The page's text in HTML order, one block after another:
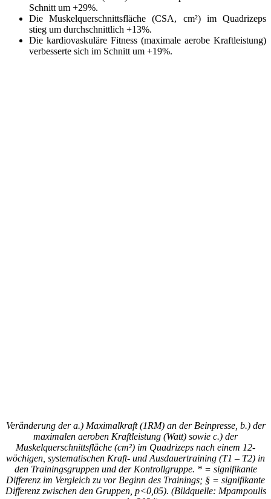
Schnitt um +29%.
Die Muskelquerschnittsfläche (CSA, cm²) im Quadrizeps
stieg um durchschnittlich +13%.
Die kardiovaskuläre Fitness (maximale aerobe Kraftleistung)
verbesserte sich im Schnitt um +19%.
Veränderung der a.) Maximalkraft (1RM) an der Beinpresse, b.) der
maximalen aeroben Kraftleistung (Watt) sowie c.) der
Muskelquerschnittsfläche (cm²) im Quadrizeps nach einem 12-
wöchigen, systematischen Kraft- und Ausdauertraining (T1 – T2) in
den Trainingsgruppen und der Kontrollgruppe. * = signifikante
Differenz im Vergleich zu vor Beginn des Trainings; § = signifikante
Differenz zwischen den Gruppen, p<0,05). (Bildquelle: Mpampoulis